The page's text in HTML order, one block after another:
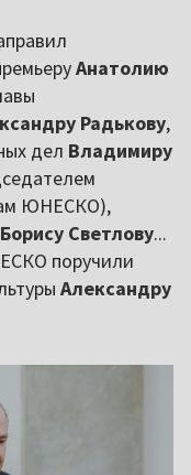
Анатолию
Радькову,
дел Владимиру
ЮНЕСКО),
Борису Светлову...
поручили
Александру